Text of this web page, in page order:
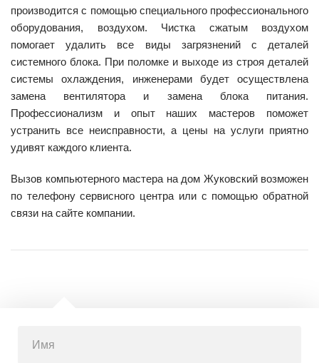
производится с помощью специального профессионального
оборудования, воздухом. Чистка сжатым воздухом
помогает удалить все виды загрязнений с деталей
системного блока. При поломке и выходе из строя деталей
системы охлаждения, инженерами будет осуществлена
замена вентилятора и замена блока питания.
Профессионализм и опыт наших мастеров поможет
устранить все неисправности, а цены на услуги приятно
удивят каждого клиента.
Вызов компьютерного мастера на дом Жуковский возможен
по телефону сервисного центра или с помощью обратной
связи на сайте компании.